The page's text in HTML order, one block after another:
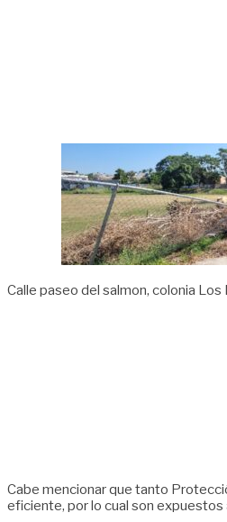
Calle paseo del salmon, colonia Los
Cabe mencionar que tanto
eficiente, por lo cual son